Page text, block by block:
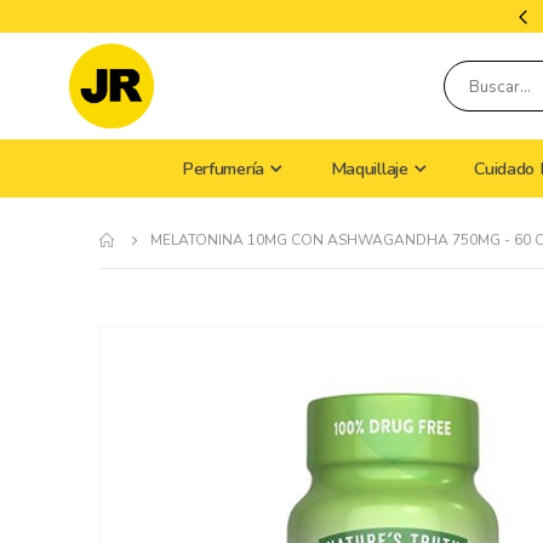
Perfumería Maquillaje Cuidado
MELATONINA 10MG CON ASHWAGANDHA 750MG - 60